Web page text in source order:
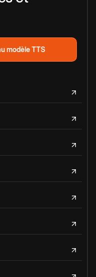
modèle TTS